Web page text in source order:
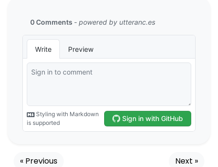
« Previous Next »